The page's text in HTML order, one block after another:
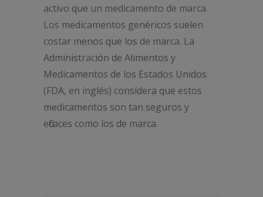
activo que un medicamento de marca.
Los medicamentos genéricos suelen
costar menos que los de marca. La
Administración de Alimentos y
Medicamentos de los Estados Unidos
(FDA, en inglés) considera que estos
medicamentos son tan seguros y
eficaces como los de marca.